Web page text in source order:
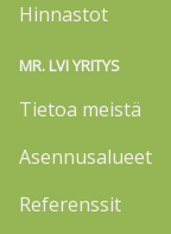
Hinnastot
MR. LVI YRITYS
Tietoa meistä
Asennusalueet
Referenssit